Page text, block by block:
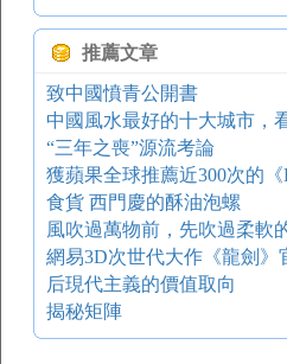
推薦文章
致中國憤青公開書
中國風水最好的十大城市，
“三年之喪”源流考論
食貨 西門慶的酥油泡螺
風吹過萬物前，先吹過柔軟
網易3D次世代大作《龍劍》
后現代主義的價值取向
揭秘矩陣